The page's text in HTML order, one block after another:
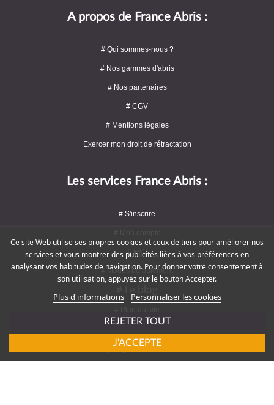
A propos de France Abris :
# Qui sommes-nous ?
# Nos gammes d'abris
# Nos partenaires
# CGV
# Mentions légales
Exercer mon droit de rétractation
Les services France Abris :
# S'inscrire
# FAQ
# Modes de paiement
Rejoignez-nous !
Ce site Web utilise ses propres cookies et ceux de tiers pour améliorer nos
services et vous montrer des publicités liées à vos préférences en
analysant vos habitudes de navigation. Pour donner votre consentement à
son utilisation, appuyez sur le bouton Accepter.
Plus d'informations Personnaliser les cookies
REJETER TOUT
J'ACCEPTE